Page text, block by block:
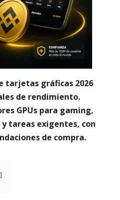
tarjetas gráficas 2026
de rendimiento.
GPUs para gaming,
tareas exigentes, con
de compra.